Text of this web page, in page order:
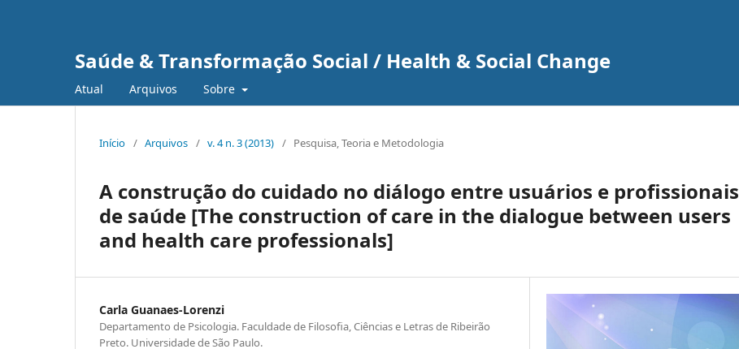
Saúde & Transformação Social / Health & Social Change
Atual Arquivos Sobre
Início / Arquivos / v. 4 n. 3 (2013) / Pesquisa, Teoria e Metodologia
A construção do cuidado no diálogo entre usuários e profissionais
de saúde [The construction of care in the dialogue between users
and health care professionals]
Carla Guanaes-Lorenzi
Departamento de Psicologia. Faculdade de Filosofia, Ciências e Letras de Ribeirão
Preto. Universidade de São Paulo.